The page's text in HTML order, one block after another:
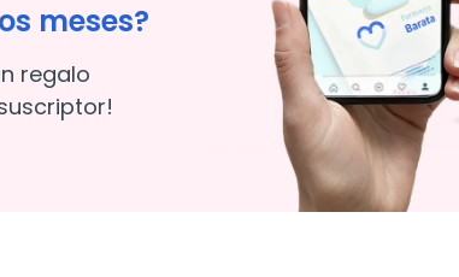
meses?
regalo